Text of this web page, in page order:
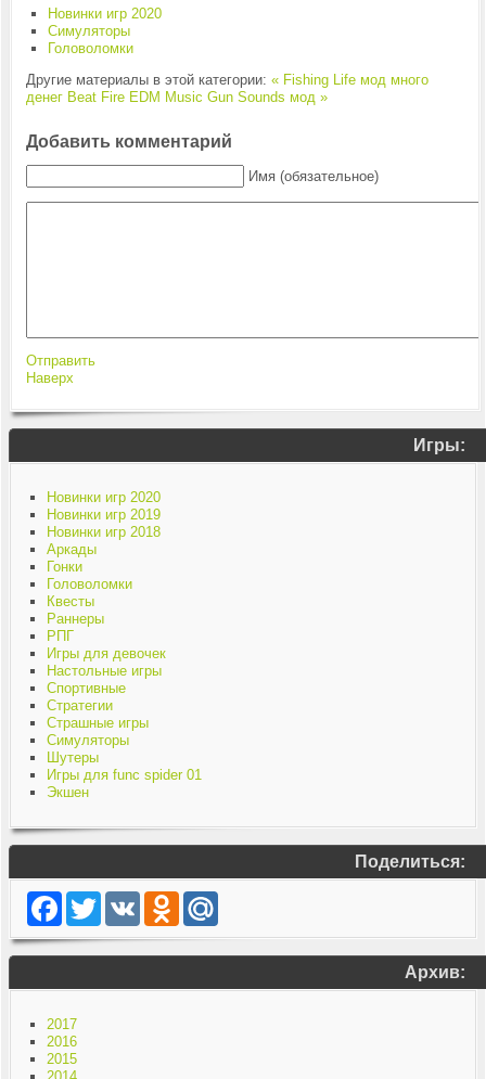
Новинки игр 2020
Симуляторы
Головоломки
Другие материалы в этой категории: « Fishing Life мод много
денег Beat Fire EDM Music Gun Sounds мод »
Добавить комментарий
Имя (обязательное)
Отправить
Наверх
Игры:
Новинки игр 2020
Новинки игр 2019
Новинки игр 2018
Аркады
Гонки
Головоломки
Квесты
Раннеры
РПГ
Игры для девочек
Настольные игры
Спортивные
Стратегии
Страшные игры
Симуляторы
Шутеры
Игры для func spider 01
Экшен
Поделиться:
Facebook
TwitterVK Odnoklassniki
Mail.Ru
Архив:
2017
2016
2015